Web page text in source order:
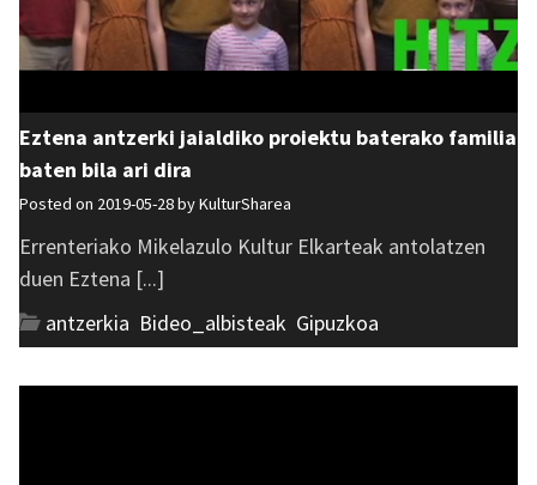
Eztena antzerki jaialdiko proiektu baterako familia
baten bila ari dira
Posted on 2019-05-28 byKulturSharea
Errenteriako Mikelazulo Kultur Elkarteak antolatzen
duen Eztena [...]
antzerkia Bideo_albisteak Gipuzkoa